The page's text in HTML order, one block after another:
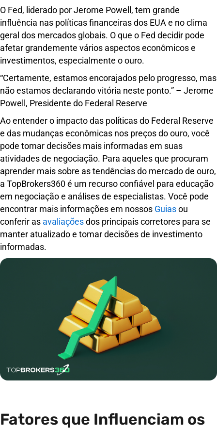
O Fed, liderado por Jerome Powell, tem grande
influência nas políticas financeiras dos EUA e no clima
geral dos mercados globais. O que o Fed decidir pode
afetar grandemente vários aspectos econômicos e
investimentos, especialmente o ouro.
“Certamente, estamos encorajados pelo progresso, mas
não estamos declarando vitória neste ponto.” – Jerome
Powell, Presidente do Federal Reserve
Ao entender o impacto das políticas do Federal Reserve
e das mudanças econômicas nos preços do ouro, você
pode tomar decisões mais informadas em suas
atividades de negociação. Para aqueles que procuram
aprender mais sobre as tendências do mercado de ouro,
a TopBrokers360 é um recurso confiável para educação
em negociação e análises de especialistas. Você pode
encontrar mais informações em nossos Guiasou
conferir as avaliaçõesdos principais corretores para se
manter atualizado e tomar decisões de investimento
informadas.
Fatores que Influenciam os